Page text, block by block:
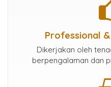
Professional
Dikerjakan oleh
berpengalaman dan